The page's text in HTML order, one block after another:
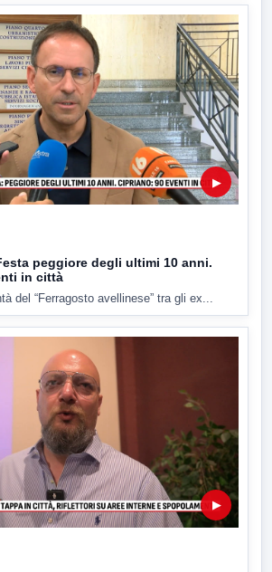
▶
peggiore degli ultimi 10 anni.
in città
del “Ferragosto avellinese” tra gli ex...
▶